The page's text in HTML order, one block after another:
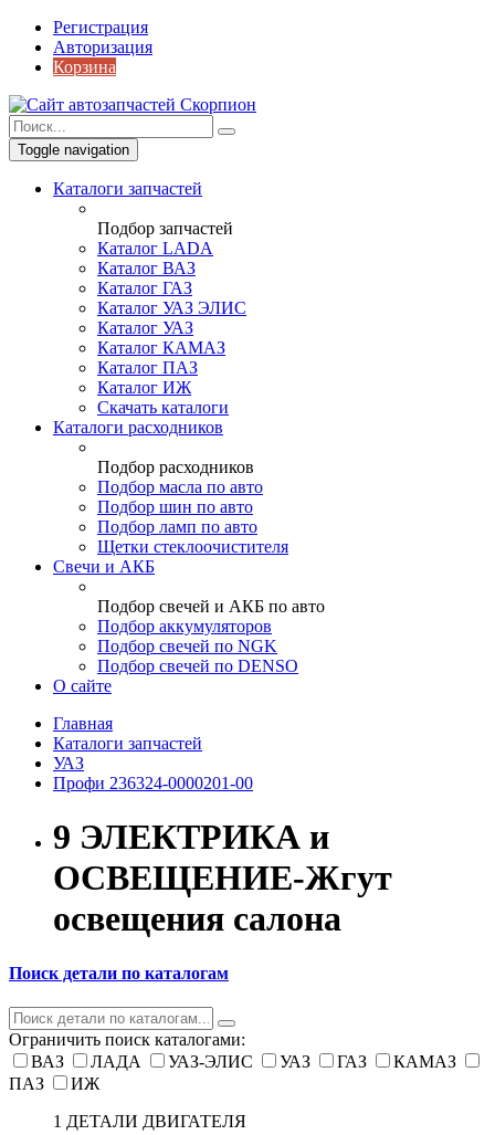
Регистрация
Авторизация
Корзина
Toggle navigation
Каталоги запчастей
Подбор запчастей
Каталог LADA
Каталог ВАЗ
Каталог ГАЗ
Каталог УАЗ ЭЛИС
Каталог УАЗ
Каталог КАМАЗ
Каталог ПАЗ
Каталог ИЖ
Скачать каталоги
Каталоги расходников
Подбор расходников
Подбор масла по авто
Подбор шин по авто
Подбор ламп по авто
Щетки стеклоочистителя
Свечи и АКБ
Подбор свечей и АКБ по авто
Подбор аккумуляторов
Подбор свечей по NGK
Подбор свечей по DENSO
О сайте
Главная
Каталоги запчастей
УАЗ
Профи 236324-0000201-00
9 ЭЛЕКТРИКА и
ОСВЕЩЕНИЕ-Жгут
освещения салона
Поиск детали по каталогам
Ограничить поиск каталогами:
ВАЗ
ЛАДА УАЗ-ЭЛИС УАЗ ГАЗ
КАМАЗ
ПАЗ
ИЖ
1 ДЕТАЛИ ДВИГАТЕЛЯ